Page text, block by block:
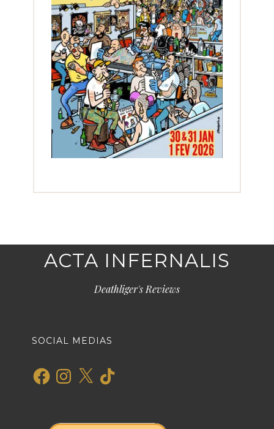
ACTA INFERNALIS
Deathliger's Reviews
SOCIAL MEDIAS
FacebookInstagram
X TikTok